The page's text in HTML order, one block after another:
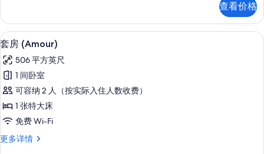
照
片
多
信
息
查看价格
显
示
套
房
(Amour)
的
所
有
7
套房 (Amour)
506 平方英尺
1 间卧室
可容纳 2 人（按实际入住人数收费）
1 张特大床
免费 Wi-Fi
更多详情
套